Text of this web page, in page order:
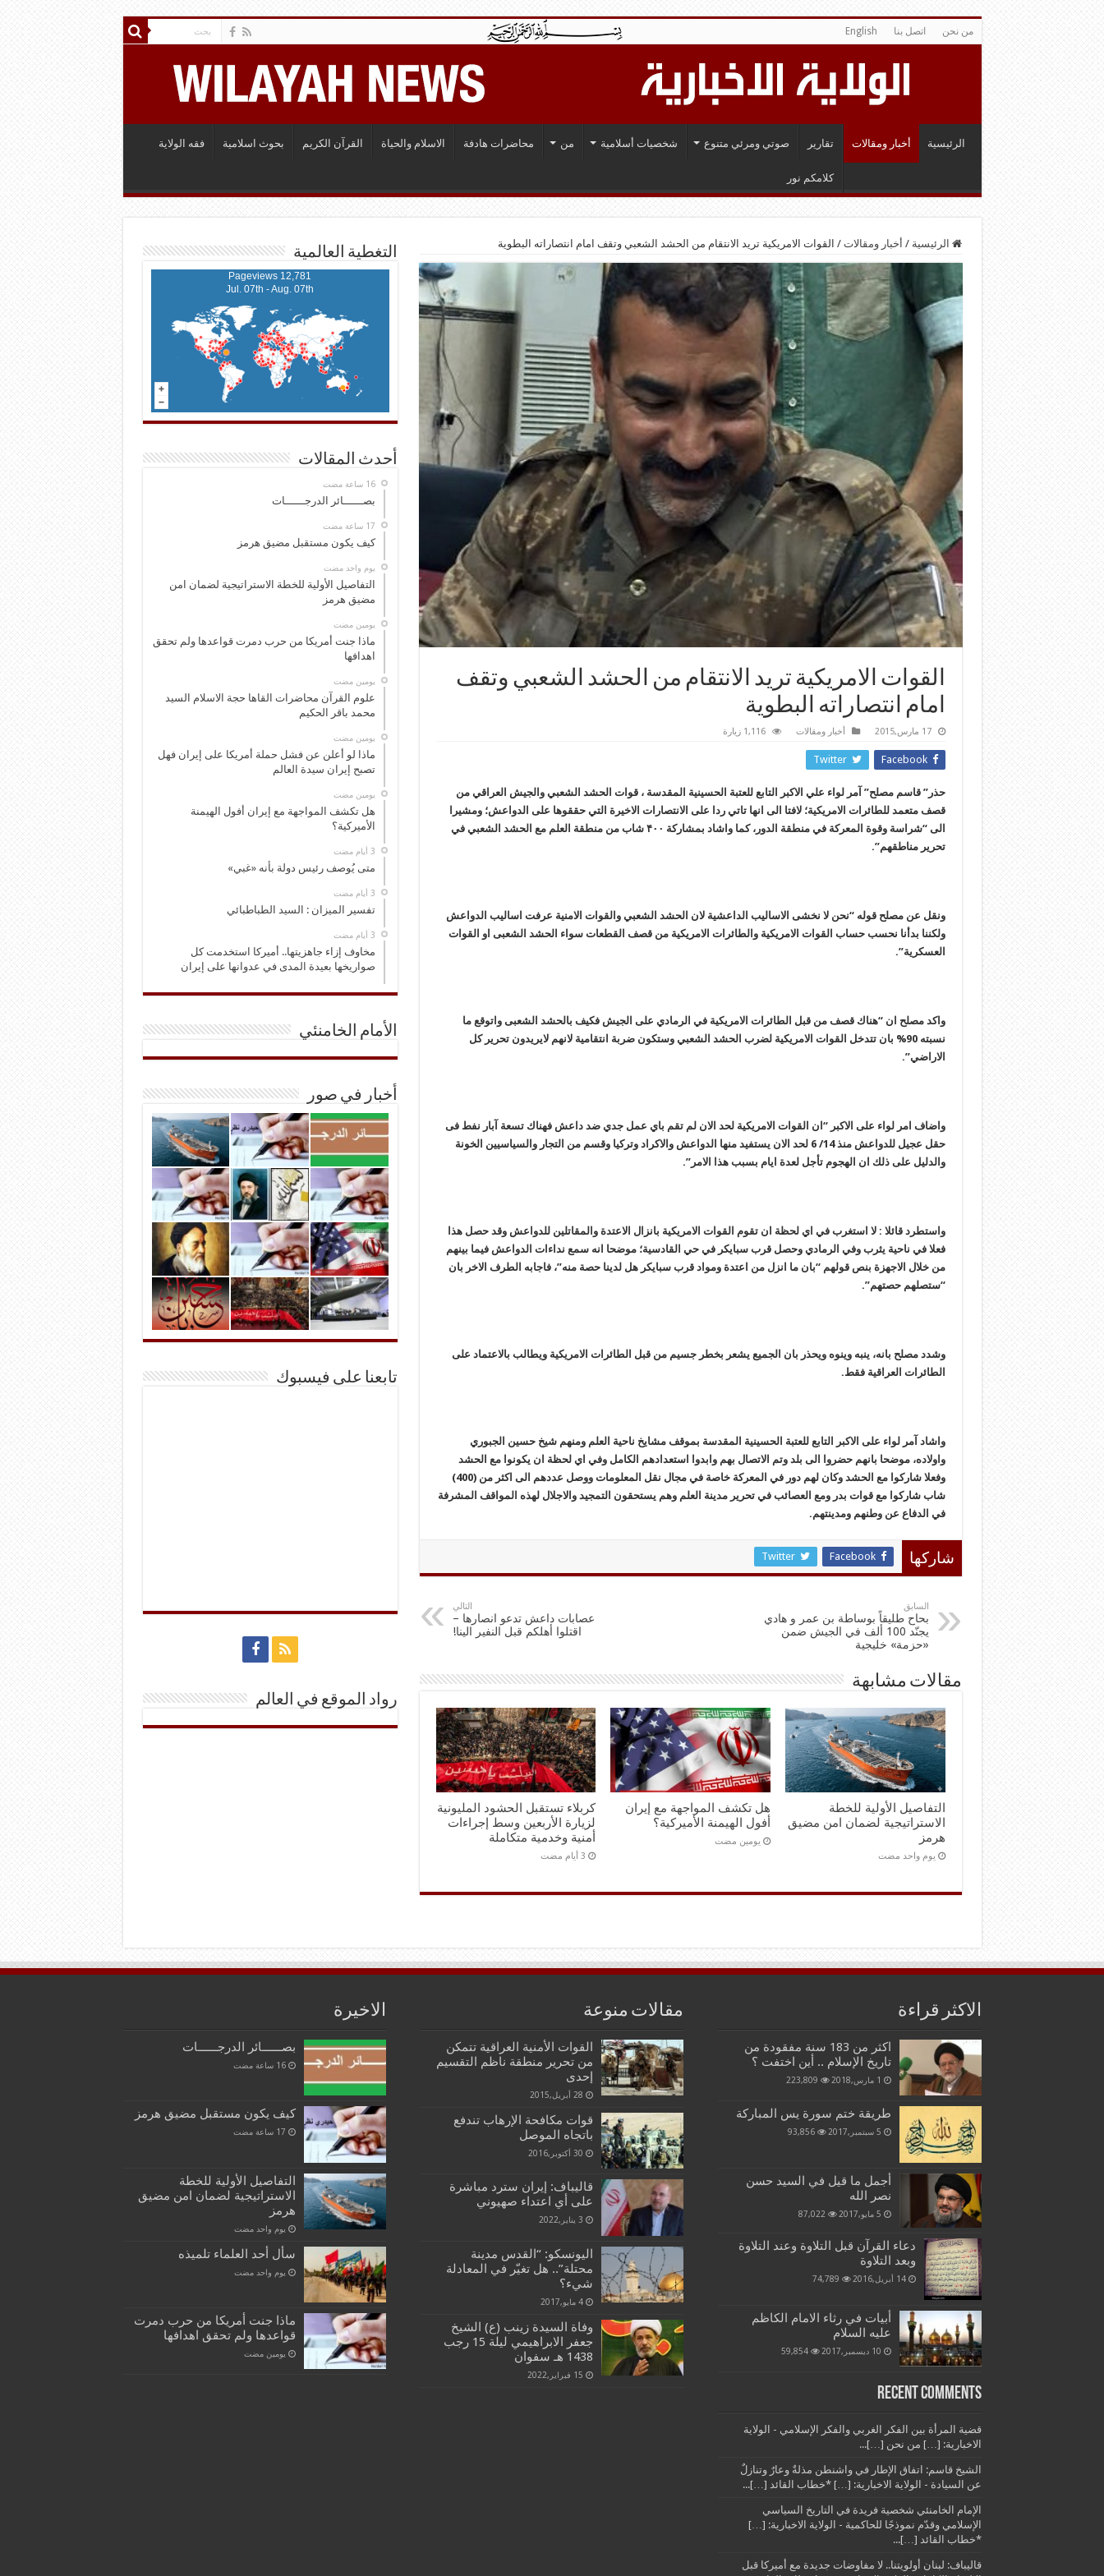
من نحن اتصل بنا English
الرئيسية أخبار ومقالات تقارير صوتي ومرئي متنوع شخصيات أسلامية من محاضرات هادفة الاسلام والحياة القرآن الكريم بحوث اسلامية فقه الولاية
كلامكم نور
الرئيسية / أخبار ومقالات / القوات الامريكية تريد الانتقام من الحشد الشعبي وتقف امام انتصاراته البطوية
القوات الامريكية تريد الانتقام من الحشد الشعبي وتقف
امام انتصاراته البطوية
17 مارس,2015 أخبار ومقالات 1,116 زيارة
Facebook
Twitter
حذر” قاسم مصلح” آمر لواء علي الاكبر التابع للعتبة الحسينية المقدسة ، قوات الحشد الشعبي والجيش العراقي من
قصف متعمد للطائرات الامريكية؛ لافتا الى انها تاتي ردا على الانتصارات الاخيرة التي حققوها على الدواعش؛ ومشيرا
الى “شراسة وقوة المعركة في منطقة الدور، كما واشاد بمشاركة ۴۰۰ شاب من منطقة العلم مع الحشد الشعبي في
تحرير مناطقهم”.
ونقل عن مصلح قوله “نحن لا نخشى الاسالیب الداعشیة لان الحشد الشعبي والقوات الامنیة عرفت اسالیب الدواعش
ولکننا بدأنا نحسب حساب القوات الامریکیة والطائرات الامریکیة من قصف القطعات سواء الحشد الشعبی او القوات
العسکریة”.
واکد مصلح ان “هناك قصف من قبل الطائرات الامریکیة في الرمادي على الجیش فکیف بالحشد الشعبی واتوقع ما
نسبته 90% بان تتدخل القوات الامریکیة لضرب الحشد الشعبي وستکون ضربة انتقامیة لانهم لایریدون تحریر کل
الاراضي”.
واضاف امر لواء علی الاکبر “ان القوات الامریکیة لحد الان لم تقم باي عمل جدي ضد داعش فهناك تسعة آبار نفط فی
حقل عجیل للدواعش منذ 14/ 6 لحد الان یستفید منها الدواعش والاکراد وترکیا وقسم من التجار والسیاسیین الخونة
والدلیل على ذلك ان الهجوم تأجل لعدة ایام بسبب هذا الامر”.
واستطرد قائلا : لا استغرب في اي لحظة ان تقوم القوات الامریکیة بانزال الاعتدة والمقاتلین للدواعش وقد حصل هذا
فعلا في ناحیة یثرب وفي الرمادي وحصل قرب سبایکر في حي القادسیة؛ موضحا انه سمع نداءات الدواعش فیما بینهم
من خلال الاجهزة بنص قولهم “بان ما انزل من اعتدة ومواد قرب سبایکر هل لدینا حصة منه”، فاجابه الطرف الاخر بان
“ستصلهم حصتهم”.
وشدد مصلح بانه، ینبه وینوه ویحذر بان الجمیع یشعر بخطر جسیم من قبل الطائرات الامریکیة ویطالب بالاعتماد على
الطائرات العراقیة فقط.
واشاد آمر لواء علی الاکبر التابع للعتبة الحسینیة المقدسة بموقف مشایخ ناحیة العلم ومنهم شیخ حسین الجبوري
واولاده، موضحا بانهم حضروا الى بلد وتم الاتصال بهم وابدوا استعدادهم الکامل وفي اي لحظة ان یکونوا مع الحشد
وفعلا شارکوا مع الحشد وکان لهم دور في المعرکة خاصة في مجال نقل المعلومات ووصل عددهم الى اکثر من (400)
شاب شارکوا مع قوات بدر ومع العصائب في تحریر مدینة العلم وهم یستحقون التمجید والاجلال لهذه المواقف المشرفة
في الدفاع عن وطنهم ومدینتهم.
شاركها Facebook
Twitter
السابق
بحاح طليقاً بوساطة بن عمر و هادي
يجنّد 100 ألف في الجيش ضمن
«حزمة» خليجية
التالي
عصابات داعش تدعو انصارها –
اقتلوا أهلكم قبل النفير الينا!
مقالات مشابهة
التفاصيل الأولية للخطة
الاستراتيجية لضمان امن مضيق
هرمز
‏يوم واحد مضت
هل تكشف المواجهة مع إيران
أفول الهيمنة الأميركية؟
‏يومين مضت
كربلاء تستقبل الحشود المليونية
لزيارة الأربعين وسط إجراءات
أمنية وخدمية متكاملة
التغطية العالمية
12,781 Pageviews
Jul. 07th - Aug. 07th
أحدث المقالات
‏16 ساعة مضت
بصــــــائر الدرجــــــات
كيف يكون مستقبل مضيق هرمز
‏يوم واحد مضت
التفاصيل الأولية للخطة الاستراتيجية لضمان امن
مضيق هرمز
‏يومين مضت
ماذا جنت أمريكا من حرب دمرت قواعدها ولم تحقق
اهدافها
‏يومين مضت
علوم القرآن محاضرات القاها حجة الاسلام السيد
محمد باقر الحكيم
‏يومين مضت
ماذا لو أعلن عن فشل حملة أمريكا على إيران فهل
تصبح إيران سيدة العالم
‏يومين مضت
هل تكشف المواجهة مع إيران أفول الهيمنة
الأميركية؟
متى يُوصف رئيس دولة بأنه «غبي»
تفسير الميزان : السيد الطباطبائي
مخاوف إزاء جاهزيتها.. أميركا استخدمت كل
صواريخها بعيدة المدى في عدوانها على إيران
الأمام الخامنئي
أخبار في صور
تابعنا على فيسبوك
رواد الموقع في العالم
الاكثر قراءة
اكثر من 183 سنة مفقودة من
تاريخ الإسلام .. أين اختفت ؟
1 مارس,2018 223,809
طريقة ختم سورة يس المباركة
5 سبتمبر,2017 93,856
أجمل ما قيل في السيد حسن
نصر الله
5 مايو,2017 87,022
دعاء القرآن قبل التلاوة وعند التلاوة
وبعد التلاوة
14 أبريل,2016 74,789
أبيات في رثاء الامام الكاظم
عليه السلام
10 ديسمبر,2017 59,854
Recent Comments
قضية المرأة بين الفكر الغربي والفكر الإسلامي - الولاية
الاخبارية: […] من نحن […]...
الشيخ قاسم: اتفاق الإطار في واشنطن مذلةٌ وعارٌ وتنازلٌ
عن السيادة - الولاية الاخبارية: […] *خطاب القائد […]...
الإمام الخامنئي شخصية فريدة في التاريخ السياسي
الإسلامي وقدّم نموذجًا للحاكمية - الولاية الاخبارية: […]
*خطاب القائد […]...
قاليباف: لبنان أولويتنا.. لا مفاوضات جديدة مع أميركا قبل
مقالات منوعة
القوات الأمنية العراقية تتمكن
من تحرير منطقة ناظم التقسيم
إحدى
28 أبريل,2015
قوات مكافحة الإرهاب تندفع
باتجاه الموصل
30 أكتوبر,2016
قاليباف: إيران سترد مباشرة
على أي اعتداء صهيوني
3 يناير,2022
اليونسكو: “القدس مدينة
محتلة”.. هل تغيّر في المعادلة
شيء؟
4 مايو,2017
وفاة السيدة زينب (ع) الشيخ
جعفر الابراهيمي ليلة 15 رجب
1438 هـ سفوان
15 فبراير,2022
الاخيرة
بصــــــائر الدرجــــــات
كيف يكون مستقبل مضيق هرمز
التفاصيل الأولية للخطة
الاستراتيجية لضمان امن مضيق
هرمز
‏يوم واحد مضت
سأل أحد العلماء تلميذه
‏يوم واحد مضت
ماذا جنت أمريكا من حرب دمرت
قواعدها ولم تحقق اهدافها
‏يومين مضت